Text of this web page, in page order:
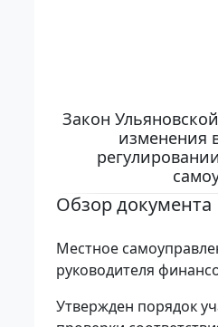
Закон
изменения
Обзор документа
Местное
руководителя
Утвержден порядок